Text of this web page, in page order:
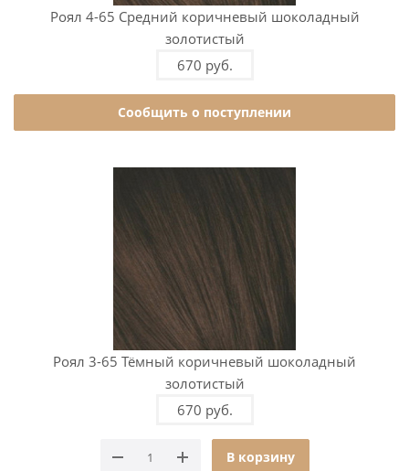
Роял 4-65 Средний коричневый шоколадный
золотистый
670 руб.
Сообщить о поступлении
Роял 3-65 Тёмный коричневый шоколадный
золотистый
670 руб.
В корзину